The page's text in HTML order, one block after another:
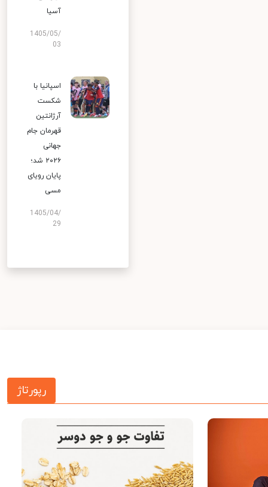
آسیا
1405/05/
03
اسپانیا با
شکست
آرژانتین
قهرمان جام
جهانی
۲۰۲۶ شد؛
پایان رویای
مسی
1405/04/
29
رپورتاژ